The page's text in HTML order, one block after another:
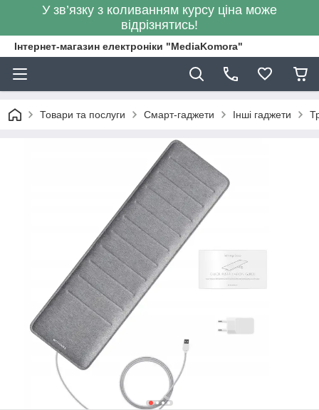
У зв’язку з коливанням курсу ціна може
відрізнятись!
Інтернет-магазин електроніки "MediaKomora"
Товари та послуги Смарт-гаджети Інші гаджети